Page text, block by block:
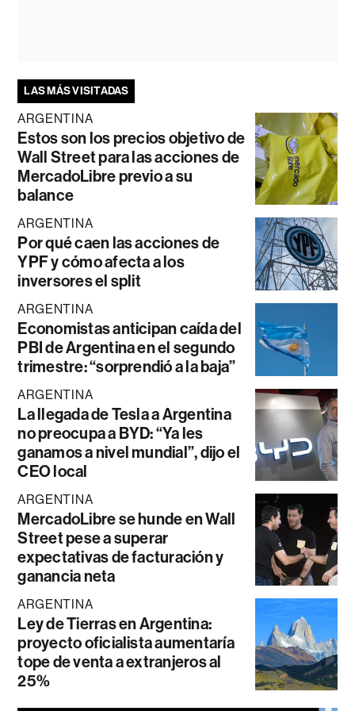
LAS MÁS VISITADAS
ARGENTINA
Estos son los precios objetivo de
Wall Street para las acciones de
MercadoLibre previo a su
balance
ARGENTINA
Por qué caen las acciones de
YPF y cómo afecta a los
inversores el split
ARGENTINA
Economistas anticipan caída del
PBI de Argentina en el segundo
trimestre: “sorprendió a la baja”
ARGENTINA
La llegada de Tesla a Argentina
no preocupa a BYD: “Ya les
ganamos a nivel mundial”, dijo el
CEO local
ARGENTINA
MercadoLibre se hunde en Wall
Street pese a superar
expectativas de facturación y
ganancia neta
ARGENTINA
Ley de Tierras en Argentina:
proyecto oficialista aumentaría
tope de venta a extranjeros al
25%